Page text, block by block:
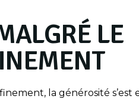
LE
la générosité s’est